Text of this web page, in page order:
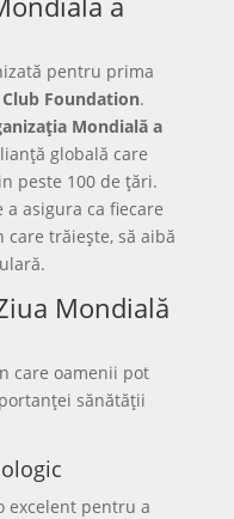
pentru prima
Foundation.
Mondială a
globală care
peste 100 de țări.
asigura ca fiecare
trăiește, să aibă
Mondială
care oamenii pot
sănătății
excelent pentru a